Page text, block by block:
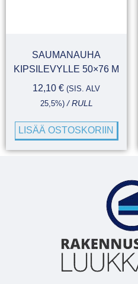
SAUMANAUHA
KIPSILEVYLLE 50×76 M
12,10 € (SIS. ALV
25,5%)/ RULL
LISÄÄ OSTOSKORIIN